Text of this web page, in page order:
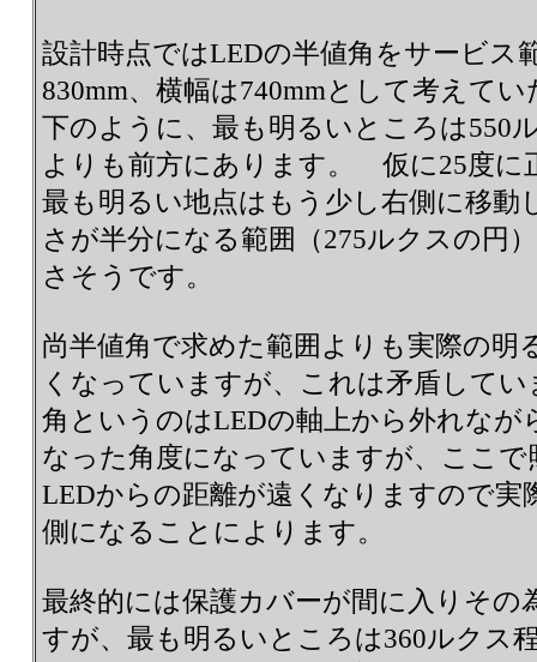
設計時点ではLEDの半値角をサービス
830mm、横幅は740mmとして考えて
下のように、最も明るいところは550
よりも前方にあります。 仮に25度に
最も明るい地点はもう少し右側に移動
さが半分になる範囲（275ルクスの円
さそうです。
尚半値角で求めた範囲よりも実際の明
くなっていますが、これは矛盾して
角というのはLEDの軸上から外れなが
なった角度になっていますが、ここ
LEDからの距離が遠くなりますので実
側になることによります。
最終的には保護カバーが間に入りその
すが、最も明るいところは360ルクス